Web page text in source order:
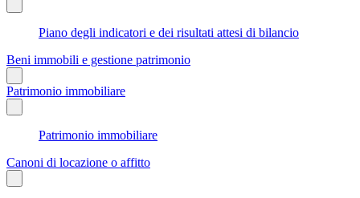
Piano degli indicatori e dei risultati attesi di bilancio
Beni immobili e gestione patrimonio
Patrimonio immobiliare
Patrimonio immobiliare
Canoni di locazione o affitto